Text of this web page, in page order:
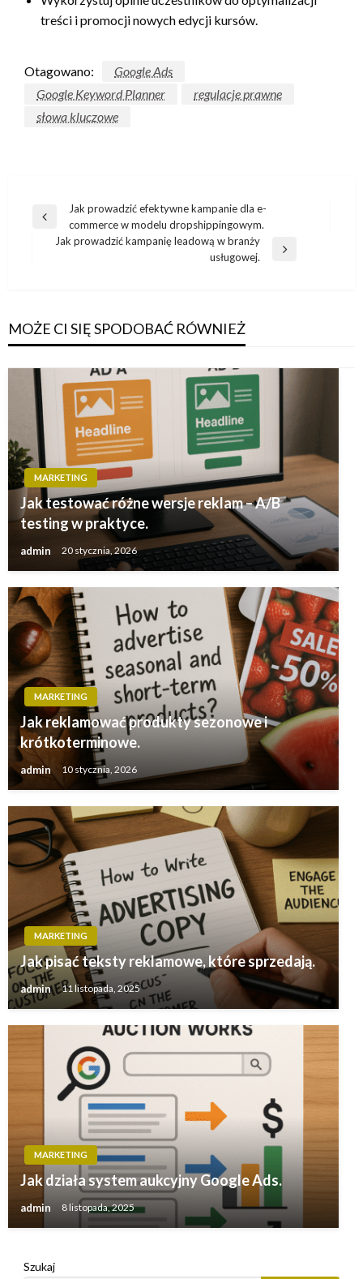
treści i promocji nowych edycji kursów.
Otagowano:
Google Ads
Google Keyword Planner
regulacje prawne
słowa kluczowe
Nawigacja
wpisu
Poprzedni
Jak prowadzić efektywne kampanie dla e-
commerce w modelu dropshippingowym.
Jak prowadzić kampanię leadową w branży
usługowej.
MOŻE CI SIĘ SPODOBAĆ RÓWNIEŻ
MARKETING
Jak testować różne wersje reklam – A/B
testing w praktyce.
admin 20 stycznia, 2026
MARKETING
Jak reklamować produkty sezonowe i
krótkoterminowe.
admin 10 stycznia, 2026
MARKETING
Jak pisać teksty reklamowe, które sprzedają.
admin 11 listopada, 2025
MARKETING
Jak działa system aukcyjny Google Ads.
admin 8 listopada, 2025
Szukaj